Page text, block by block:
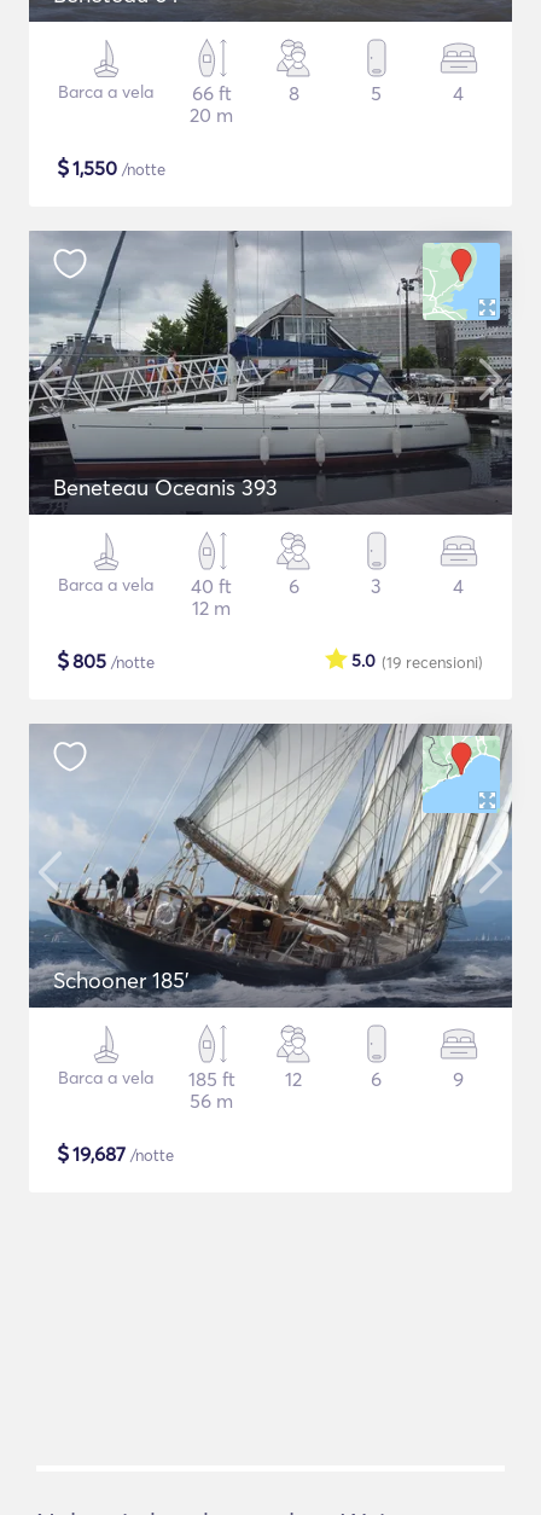
Barca a vela
66 ft
20 m
8 5 4
$1,550 /notte
Beneteau Oceanis 393
Barca a vela
40 ft
12 m
6 3 4
$805 /notte (19 recensioni)
5.0
Schooner 185'
Barca a vela
185 ft
56 m
12 6 9
$19,687 /notte